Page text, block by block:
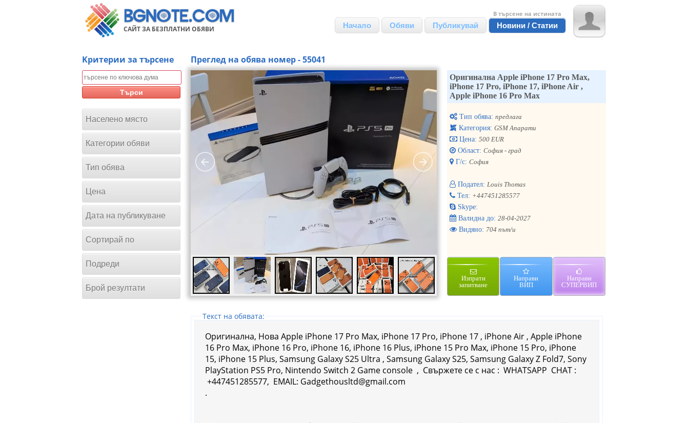
САЙТ ЗА БЕЗПЛАТНИ ОБЯВИ Начало Обяви Публикувай
В търсене на истината
Новини / Статии
Kритерии за търсене
Търси
Населено място
Категории обяви
Тип обява
Цена
Дата на публикуване
Сортирай по
Подреди
Брой резултати
Преглед на обява номер - 55041
Оригинална Apple iPhone 17 Pro Max,
iPhone 17 Pro, iPhone 17, iPhone Air ,
Apple iPhone 16 Pro Max
Тип обява: предлага
Категория: GSM Апарати
Цена: 500 EUR
Област: София - град
Г/с: София
Подател: Louis Thomas
Тел: +447451285577
Skype:
Валидна до: 28-04-2027
Видяно: 704 път/и
Изпрати
запитване
Направи
ВИП
Направи
СУПЕРВИП
Tекст на обявата:
Оригинална, Нова Apple iPhone 17 Pro Max, iPhone 17 Pro, iPhone 17 , iPhone Air , Apple iPhone
16 Pro Max, iPhone 16 Pro, iPhone 16, iPhone 16 Plus, iPhone 15 Pro Max, iPhone 15 Pro, iPhone
15, iPhone 15 Plus, Samsung Galaxy S25 Ultra , Samsung Galaxy S25, Samsung Galaxy Z Fold7, Sony
PlayStation PS5 Pro, Nintendo Switch 2 Game console , Свържете се с нас : WHATSAPP CHAT :
+447451285577, EMAIL: Gadgethousltd@gmail.com
.